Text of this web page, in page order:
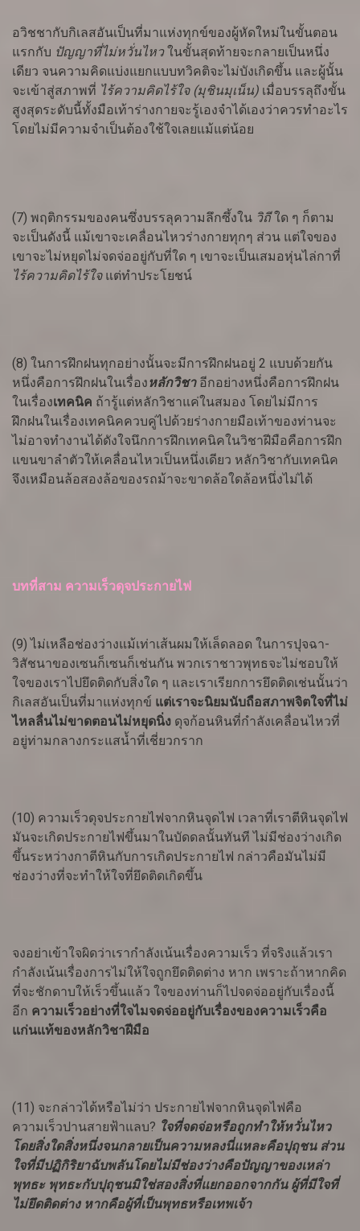
อวิชชากับกิเลสอันเป็นที่มาแห่งทุกข์ของผู้หัดใหม่ในขั้นตอน
แรกกับ ปัญญาที่ไม่หวั่นไหวในขั้นสุดท้ายจะกลายเป็นหนึ่ง
เดียว จนความคิดแบ่งแยกแบบทวิคติจะไม่บังเกิดขึ้น และผู้นั้น
จะเข้าสู่สภาพที่ ไร้ความคิดไร้ใจ (มุชินมุเน็น) เมื่อบรรลุถึงขั้น
สูงสุดระดับนี้ทั้งมือเท้าร่างกายจะรู้เองจำได้เองว่าควรทำอะไร
โดยไม่มีความจำเป็นต้องใช้ใจเลยแม้แต่น้อย
(7) พฤติกรรมของคนซึ่งบรรลุความลึกซึ้งใน วิถีใด ๆ ก็ตาม
จะเป็นดังนี้ แม้เขาจะเคลื่อนไหวร่างกายทุกๆ ส่วน แต่ใจของ
เขาจะไม่หยุดไม่จดจ่ออยู่กับที่ใด ๆ เขาจะเป็นเสมอหุ่นไล่กาที่
ไร้ความคิดไร้ใจ แต่ทำประโยชน์
(8) ในการฝึกฝนทุกอย่างนั้นจะมีการฝึกฝนอยู่ 2 แบบด้วยกัน
หนึ่งคือการฝึกฝนในเรื่องหลักวิชาอีกอย่างหนึ่งคือการฝึกฝน
ในเรื่องเทคนิค ถ้ารู้แต่หลักวิชาแค่ในสมอง โดยไม่มีการ
ฝึกฝนในเรื่องเทคนิคควบคู่ไปด้วยร่างกายมือเท้าของท่านจะ
ไม่อาจทำงานได้ดังใจนึกการฝึกเทคนิคในวิชาฝีมือคือการฝึก
แขนขาลำตัวให้เคลื่อนไหวเป็นหนึ่งเดียว หลักวิชากับเทคนิค
จึงเหมือนล้อสองล้อของรถม้าจะขาดล้อใดล้อหนึ่งไม่ได้
บทที่สาม ความเร็วดุจประกายไฟ
(9) ไม่เหลือช่องว่างแม้เท่าเส้นผมให้เล็ดลอด ในการปุจฉา-
วิสัชนาของเซนก็เซนก็เช่นกัน พวกเราชาวพุทธจะไม่ชอบให้
ใจของเราไปยึดติดกับสิ่งใด ๆ และเราเรียกการยึดติดเช่นนั้นว่า
กิเลสอันเป็นที่มาแห่งทุกข์ แต่เราจะนิยมนับถือสภาพจิตใจที่ไม่
ไหลลื่นไม่ขาดตอนไม่หยุดนิ่ง ดุจก้อนหินที่กำลังเคลื่อนไหวที่
อยู่ท่ามกลางกระแสน้ำที่เชี่ยวกราก
(10) ความเร็วดุจประกายไฟจากหินจุดไฟ เวลาที่เราตีหินจุดไฟ
มันจะเกิดประกายไฟขึ้นมาในบัดดลนั้นทันที ไม่มีช่องว่างเกิด
ขึ้นระหว่างกาตีหินกับการเกิดประกายไฟ กล่าวคือมันไม่มี
ช่องว่างที่จะทำให้ใจที่ยึดติดเกิดขึ้น
จงอย่าเข้าใจผิดว่าเรากำลังเน้นเรื่องความเร็ว ที่จริงแล้วเรา
กำลังเน้นเรื่องการไม่ให้ใจถูกยึดติดต่าง หาก เพราะถ้าหากคิด
ที่จะชักดาบให้เร็วขึ้นแล้ว ใจของท่านก็ไปจดจ่ออยู่กับเรื่องนี้
อีก ความเร็วอย่างที่ใจไมจดจ่ออยู่กับเรื่องของความเร็วคือ
แก่นแท้ของหลักวิชาฝีมือ
(11) จะกล่าวได้หรือไม่ว่า ประกายไฟจากหินจุดไฟคือ
ความเร็วปานสายฟ้าแลบ? ใจที่จดจ่อหรือถูกทำให้หวั่นไหว
โดยสิ่งใดสิ่งหนึ่งจนกลายเป็นความหลงนี่แหละคือปุถุชน ส่วน
ใจที่มีปฏิกิริยาฉับพลันโดยไม่มีช่องว่างคือปัญญาของเหล่า
พุทธะ พุทธะกับปุถุชนมิใช่สองสิ่งที่แยกออกจากกัน ผู้ที่มีใจที่
ไม่ยึดติดต่าง หากคือผู้ที่เป็นพุทธหรือเทพเจ้า